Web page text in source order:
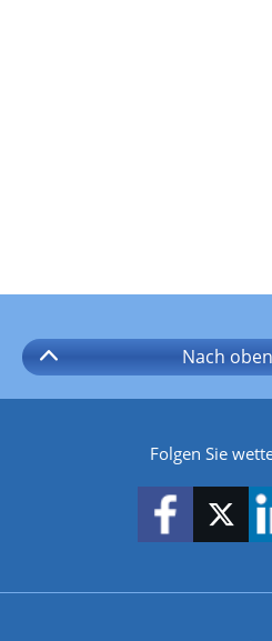
Nach oben
Folgen Sie